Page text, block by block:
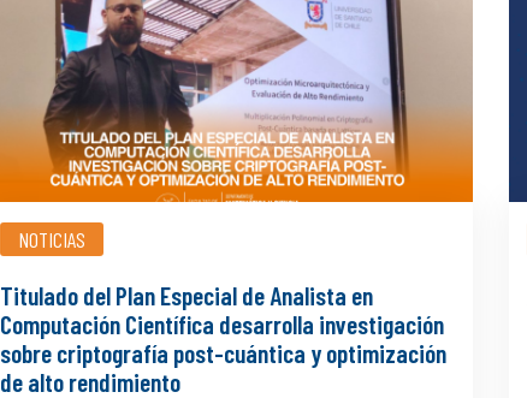
NOTICIAS
Titulado del Plan Especial de Analista en
Computación Científica desarrolla investigación
sobre criptografía post-cuántica y optimización
de alto rendimiento